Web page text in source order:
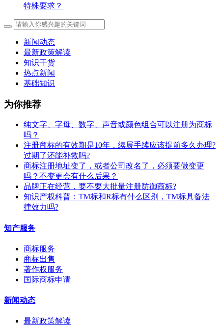
特殊要求？
新闻动态
最新政策解读
知识干货
热点新闻
基础知识
为你推荐
纯文字、字母、数字、声音或颜色组合可以注册为商标
吗？
注册商标的有效期是10年，续展手续应该提前多久办理?
过期了还能补救吗?
商标注册地址变了，或者公司改名了，必须要做变更
吗？不变更会有什么后果？
​品牌正在经营，要不要大批量注册防御商标?
知识产权科普：TM标和R标有什么区别，TM标具备法
律效力吗?
知产服务
商标服务
商标出售
著作权服务
国际商标申请
新闻动态
最新政策解读